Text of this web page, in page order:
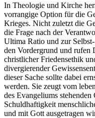
In Theologie und Kirche
vorrangige Option für die
Krieges. Nicht zuletzt die
die Frage nach der
Ultima Ratio und zur
den Vordergrund und rufen
christlicher Friedensethik
divergierender
dieser Sache sollte dabei
werden. Sie zeugt vom
des Evangeliums
Schuldhaftigkeit
und mit Gott ausgetragen